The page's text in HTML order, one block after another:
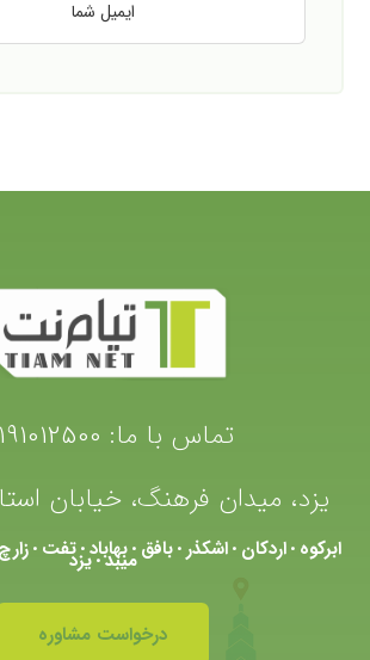
تماس با ما:
یزد، میدان فرهنگ، خیابان
ابرکوه •اردکان •اشکذر •بافق •بهاباد •تفت •زارچ میبد•یزد
درخواست مشاوره